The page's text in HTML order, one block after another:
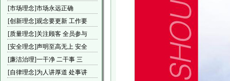
[市场理念]市场永远正确
[创新理念]观念要更新 工作要
[质量理念]关注顾客 全员参与
[安全理念]声明至高无上 安全
[廉洁治理]一干净 二干事 三
[自律理念]为人讲厚道 处事讲